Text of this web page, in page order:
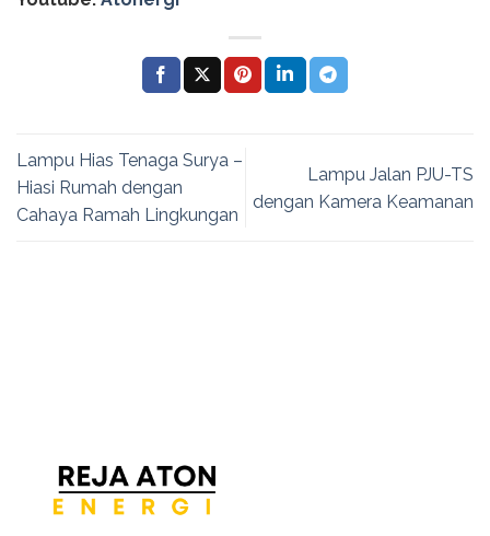
Lampu Hias Tenaga Surya –
Hiasi Rumah dengan
Cahaya Ramah Lingkungan
Lampu Jalan PJU-TS
dengan Kamera Keamanan